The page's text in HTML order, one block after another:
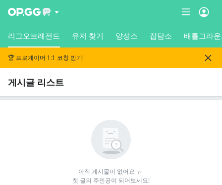
리그오브레전드 유저 찾기 양성소 잡담소 배틀그라
🏆 프로게이머 1:1 코칭 받기!
게시글 리스트
아직 게시물이 없어요 ㅠ
첫 글의 주인공이 되어보세요!